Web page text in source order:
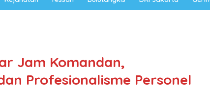
Jam Komandan,
Profesionalisme Personel